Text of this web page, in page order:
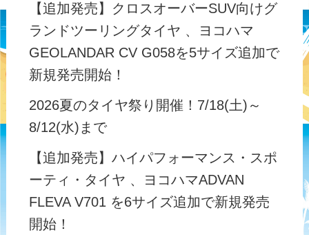
【追加発売】クロスオーバーSUV向けグ
ランドツーリングタイヤ 、ヨコハマ
GEOLANDAR CV G058を5サイズ追加で
新規発売開始！
2026夏のタイヤ祭り開催！7/18(土)～
8/12(水)まで
【追加発売】ハイパフォーマンス・スポ
ーティ・タイヤ 、ヨコハマADVAN
FLEVA V701 を6サイズ追加で新規発売
開始！